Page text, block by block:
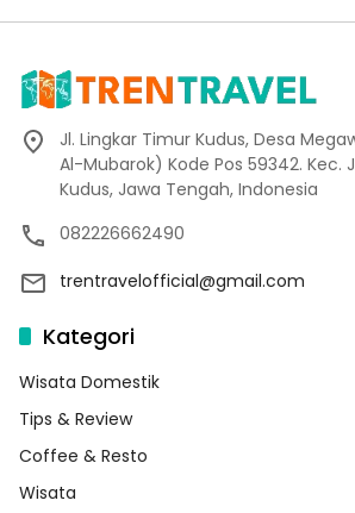
Jl. Lingkar Timur Kudus, Desa
Al-Mubarok) Kode Pos 59342. Kec.
Kudus, Jawa Tengah, Indonesia
082226662490
trentravelofficial@gmail.com
Kategori
Wisata Domestik
Tips & Review
Coffee & Resto
Wisata